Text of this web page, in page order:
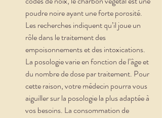
poudre noire ayant une forte porosité.
Les recherches indiquent qu’il joue un
rôle dans le traitement des
empoisonnements et des intoxications.
La posologie varie en fonction de l’âge et
du nombre de dose par traitement. Pour
cette raison, votre médecin pourra vous
aiguiller sur la posologie la plus adaptée à
vos besoins. La consommation de